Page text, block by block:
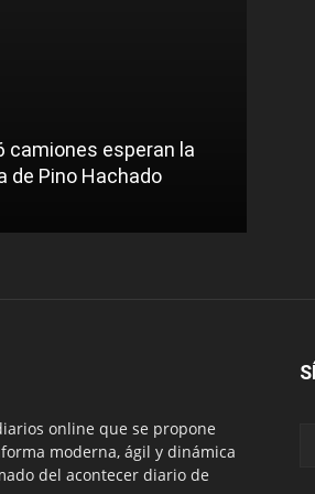
camiones esperan la
de Pino Hachado
online que se propone
moderna, ágil y dinámica
del acontecer diario de